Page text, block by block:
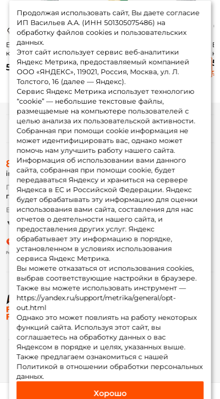
Блесна
колеблющаяся
Lucky John Croco
Spoon 5,9см. 14гр.
003
530 ₽
колеблющаяся
Lucky John Croco
Spoon 5,9см. 14гр.
015
530 ₽
колеблющаяся
Lucky John Croco
Spoon 6,7см. 18гр.
530 ₽
Продолжая использовать сайт, Вы даете согласие
ИП Васильев А.А. (ИНН 501305075486) на
обработку файлов cookies и пользовательских
данных.
Этот сайт использует сервис веб-аналитики
Яндекс Метрика, предоставляемый компанией
ООО «ЯНДЕКС», 119021, Россия, Москва, ул. Л.
Толстого, 16 (далее — Яндекс).
Сервис Яндекс Метрика использует технологию
“cookie” — небольшие текстовые файлы,
размещаемые на компьютере пользователей с
целью анализа их пользовательской активности.
Собранная при помощи cookie информация не
может идентифицировать вас, однако может
помочь нам улучшить работу нашего сайта.
Информация об использовании вами данного
сайта, собранная при помощи cookie, будет
передаваться Яндексу и храниться на сервере
Яндекса в ЕС и Российской Федерации. Яндекс
будет обрабатывать эту информацию для оценки
использования вами сайта, составления для нас
отчетов о деятельности нашего сайта, и
предоставления других услуг. Яндекс
обрабатывает эту информацию в порядке,
установленном в условиях использования
сервиса Яндекс Метрика.
Вы можете отказаться от использования cookies,
выбрав соответствующие настройки в браузере.
Также вы можете использовать инструмент —
https://yandex.ru/support/metrika/general/opt-
out.html
Однако это может повлиять на работу некоторых
функций сайта. Используя этот сайт, вы
соглашаетесь на обработку данных о вас
Яндексом в порядке и целях, указанных выше.
Также предлагаем ознакомиться с нашей
Политикой в отношении обработки персональных
данных.
Хорошо
© ФоксФишинг, 2009-2026
Информация
О магазине
Доставка
Оплата
Fox-bonus
Гуру
Партнерская программа
8 (495) 532-77-88
info@foxfishing.ru
По вопросам с заказом
г. Москва, ул. Плеханова д.7
Ежедневно 10:00 до 20:00